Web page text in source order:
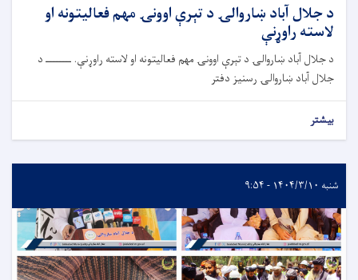
د جلال آباد ښاروالۍ د تېرې اوونۍ مهم فعالیتونه او
لاسته راوړنې
د جلال آباد ښاروالۍ د تېرې اوونۍ مهم فعالیتونه او لاسته راوړنې. ــــــــ د
جلال آباد ښاروالۍ رسنیز دفتر
بیشتر
شنبه ۱۴۰۴/۳/۱۰ - ۹:۵۴